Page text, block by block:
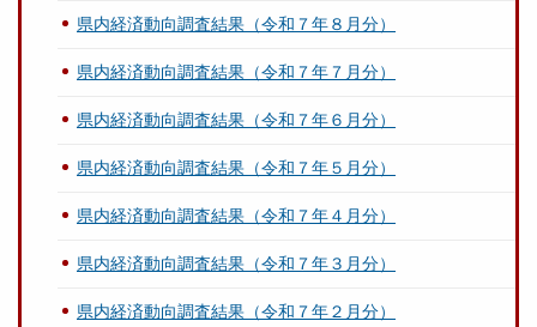
県内経済動向調査結果（令和７年８月分）
県内経済動向調査結果（令和７年７月分）
県内経済動向調査結果（令和７年６月分）
県内経済動向調査結果（令和７年５月分）
県内経済動向調査結果（令和７年４月分）
県内経済動向調査結果（令和７年３月分）
県内経済動向調査結果（令和７年２月分）